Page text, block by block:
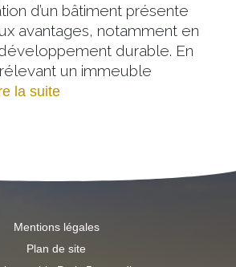
d’un bâtiment présente
avantages, notamment en
durable. En
un immeuble
la suite
Mentions légales
Plan de site